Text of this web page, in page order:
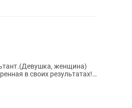
женщина)
в своих результатах!